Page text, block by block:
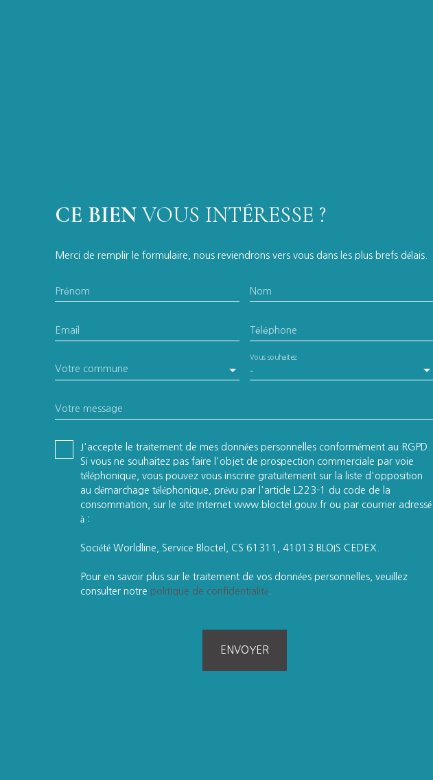
CE BIEN VOUS INTÉRESSE ?
Merci de remplir le formulaire, nous reviendrons vers vous dans les plus brefs délais.
Prénom Nom
Email Téléphone
Votre commune -
Vous souhaitez
Votre message
J'accepte le traitement de mes données personnelles conformément au RGPD.
Si vous ne souhaitez pas faire l'objet de prospection commerciale par voie
téléphonique, vous pouvez vous inscrire gratuitement sur la liste d'opposition
au démarchage téléphonique, prévu par l'article L223-1 du code de la
consommation, sur le site Internet www.bloctel.gouv.fr ou par courrier adressé
à :
Société Worldline, Service Bloctel, CS 61311, 41013 BLOIS CEDEX.
Pour en savoir plus sur le traitement de vos données personnelles, veuillez
consulter notre politique de confidentialité
ENVOYER